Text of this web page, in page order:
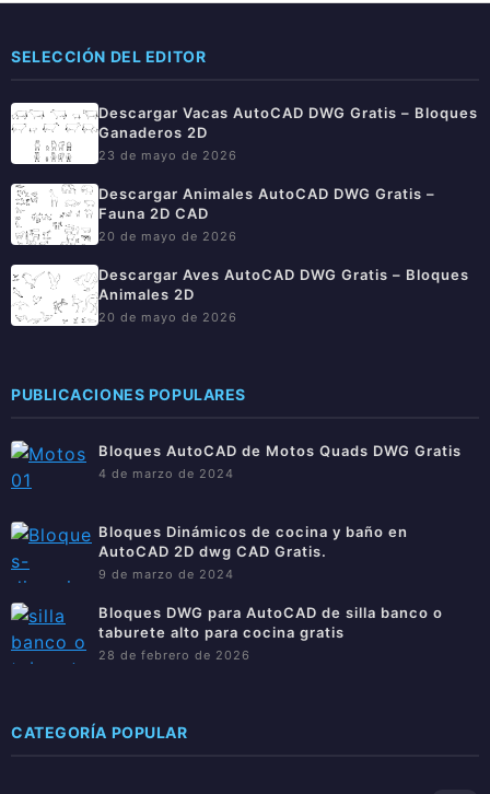
SELECCIÓN DEL EDITOR
Descargar Vacas AutoCAD DWG Gratis – Bloques
Ganaderos 2D
23 de mayo de 2026
Descargar Animales AutoCAD DWG Gratis –
Fauna 2D CAD
20 de mayo de 2026
Descargar Aves AutoCAD DWG Gratis – Bloques
Animales 2D
20 de mayo de 2026
PUBLICACIONES POPULARES
Bloques AutoCAD de Motos Quads DWG Gratis
4 de marzo de 2024
Bloques Dinámicos de cocina y baño en
AutoCAD 2D dwg CAD Gratis.
9 de marzo de 2024
Bloques DWG para AutoCAD de silla banco o
taburete alto para cocina gratis
28 de febrero de 2026
CATEGORÍA POPULAR